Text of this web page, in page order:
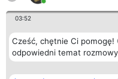
03:52
Cześć, chętnie Ci pomogę!
odpowiedni temat
Organizator plebiscytu